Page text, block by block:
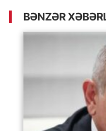
BƏNZƏR